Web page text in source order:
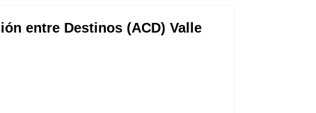
entre Destinos (ACD) Valle